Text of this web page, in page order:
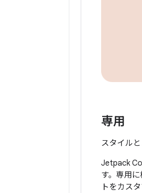
専用
スタイル
Jetpack
す。専用
トをカス